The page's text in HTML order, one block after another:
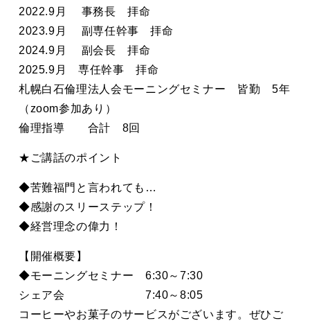
2022.9月 事務長 拝命
2023.9月 副専任幹事 拝命
2024.9月 副会長 拝命
2025.9月 専任幹事 拝命
札幌白石倫理法人会モーニングセミナー 皆勤 5年
（zoom参加あり）
倫理指導 合計 8回
★ご講話のポイント
◆苦難福門と言われても…
◆感謝のスリーステップ！
◆経営理念の偉力！
【開催概要】
◆モーニングセミナー 6:30～7:30
シェア会 7:40～8:05
コーヒーやお菓子のサービスがございます。ぜひご